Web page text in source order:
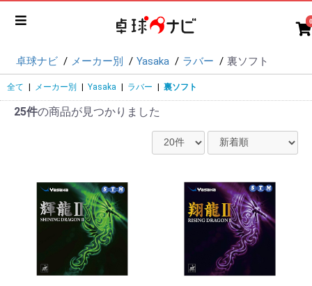
0
卓球ナビ メーカー別 Yasaka ラバー 裏ソフト
全て メーカー別 Yasaka ラバー 裏ソフト
25件の商品が見つかりました